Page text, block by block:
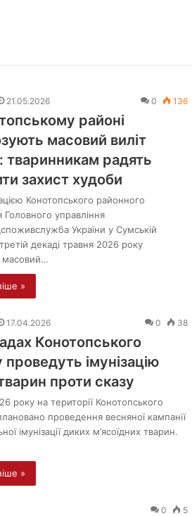
21.05.2026 0 136
районі
масовий виліт
радять
захист худоби
Конотопського районного
Головного управління
України у Сумській
декаді травня 2026 року
масовий…
»
17.04.2026 0 38
Конотопського
проведуть імунізацію
проти сказу
року на території Конотопського
проведення весняної кампанії
імунізації диких м’ясоїдних тварин.
»
0 5